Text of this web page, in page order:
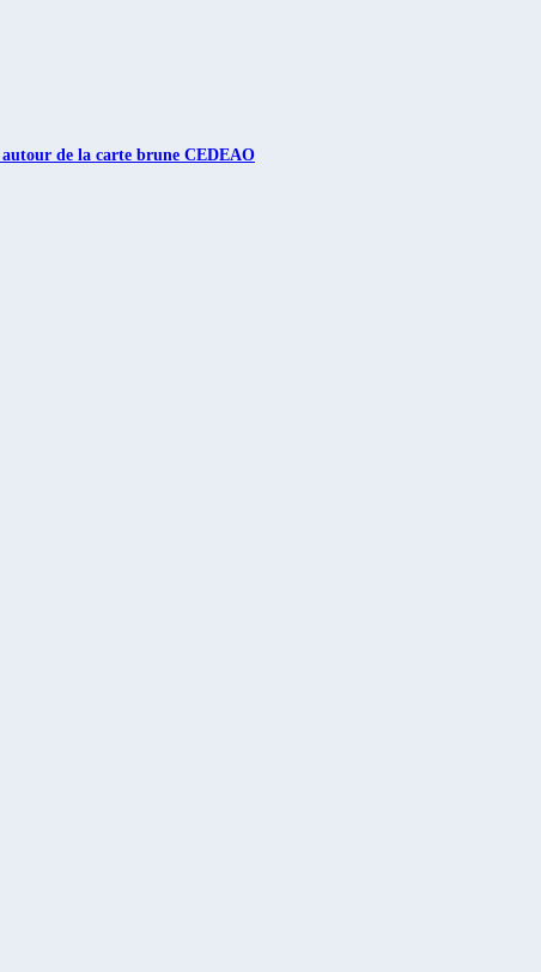
autour de la carte brune CEDEAO